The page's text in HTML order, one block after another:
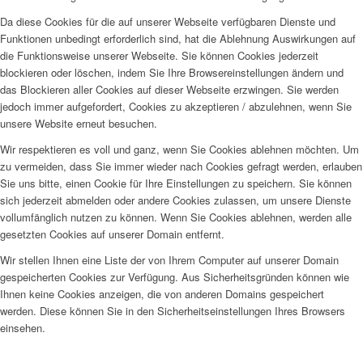
Da diese Cookies für die auf unserer Webseite verfügbaren Dienste und
Funktionen unbedingt erforderlich sind, hat die Ablehnung Auswirkungen auf
die Funktionsweise unserer Webseite. Sie können Cookies jederzeit
blockieren oder löschen, indem Sie Ihre Browsereinstellungen ändern und
das Blockieren aller Cookies auf dieser Webseite erzwingen. Sie werden
jedoch immer aufgefordert, Cookies zu akzeptieren / abzulehnen, wenn Sie
unsere Website erneut besuchen.
Wir respektieren es voll und ganz, wenn Sie Cookies ablehnen möchten. Um
zu vermeiden, dass Sie immer wieder nach Cookies gefragt werden, erlauben
Sie uns bitte, einen Cookie für Ihre Einstellungen zu speichern. Sie können
sich jederzeit abmelden oder andere Cookies zulassen, um unsere Dienste
vollumfänglich nutzen zu können. Wenn Sie Cookies ablehnen, werden alle
gesetzten Cookies auf unserer Domain entfernt.
Wir stellen Ihnen eine Liste der von Ihrem Computer auf unserer Domain
gespeicherten Cookies zur Verfügung. Aus Sicherheitsgründen können wie
Ihnen keine Cookies anzeigen, die von anderen Domains gespeichert
werden. Diese können Sie in den Sicherheitseinstellungen Ihres Browsers
einsehen.